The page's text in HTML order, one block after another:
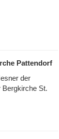
Pattendorf
der
Bergkirche St.